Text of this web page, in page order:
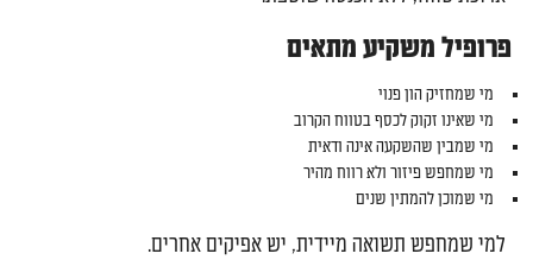
פרופיל משקיע מתאים
מי שמחזיק הון פנוי
מי שאינו זקוק לכסף בטווח הקרוב
מי שמבין שהשקעה אינה ודאית
מי שמחפש פיזור ולא רווח מהיר
מי שמוכן להמתין שנים
למי שמחפש תשואה מיידית, יש אפיקים אחרים.